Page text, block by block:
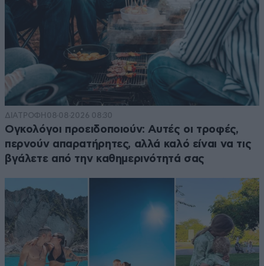
ΔΙΑΤΡΟΦΗ 08·08·2026 08:30
Ογκολόγοι προειδοποιούν: Αυτές οι τροφές,
περνούν απαρατήρητες, αλλά καλό είναι να τις
βγάλετε από την καθημερινότητά σας